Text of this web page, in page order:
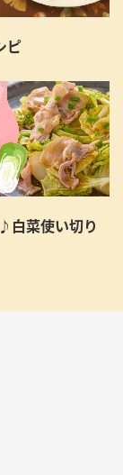
ピ
白菜使い切り